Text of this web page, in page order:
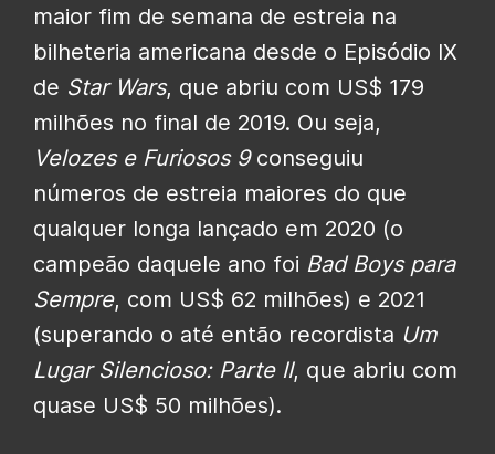
maior fim de semana de estreia na
bilheteria americana desde o Episódio IX
de Star Wars, que abriu com US$ 179
milhões no final de 2019. Ou seja,
Velozes e Furiosos 9conseguiu
números de estreia maiores do que
qualquer longa lançado em 2020 (o
campeão daquele ano foi Bad Boys para
Sempre, com US$ 62 milhões) e 2021
(superando o até então recordista Um
Lugar Silencioso: Parte II, que abriu com
quase US$ 50 milhões).